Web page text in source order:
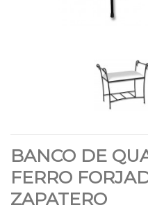
BANCO DE
FERRO
ZAPATERO